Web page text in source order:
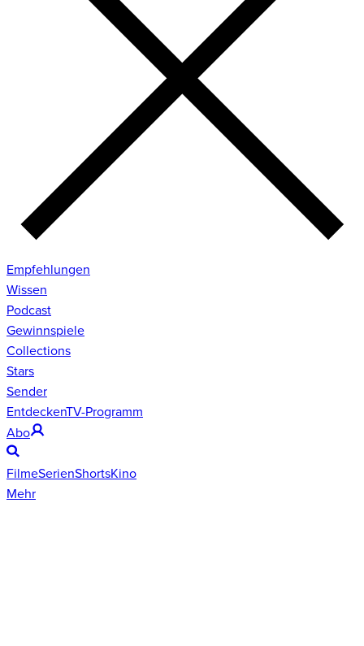
Empfehlungen
Wissen
Podcast
Gewinnspiele
Collections
Stars
Sender
EntdeckenTV-Programm
Abo
FilmeSerienShortsKino
Mehr